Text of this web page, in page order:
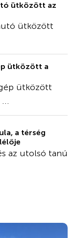
ütközött az
ütközött
ütközött a
ütközött
a térség
az utolsó tanú